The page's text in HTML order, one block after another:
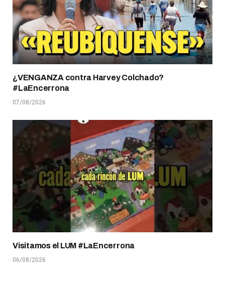
¿VENGANZA contra Harvey Colchado?
#LaEncerrona
07/08/2026
Visitamos el LUM #LaEncerrona
06/08/2026